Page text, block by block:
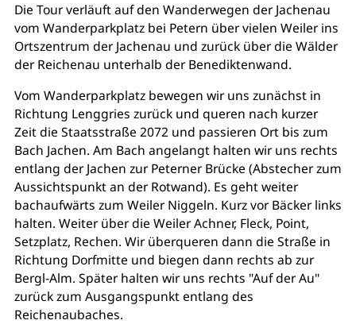
Die Tour verläuft auf den Wanderwegen der Jachenau
vom Wanderparkplatz bei Petern über vielen Weiler ins
Ortszentrum der Jachenau und zurück über die Wälder
der Reichenau unterhalb der Benediktenwand.
Vom Wanderparkplatz bewegen wir uns zunächst in
Richtung Lenggries zurück und queren nach kurzer
Zeit die Staatsstraße 2072 und passieren Ort bis zum
Bach Jachen. Am Bach angelangt halten wir uns rechts
entlang der Jachen zur Peterner Brücke (Abstecher zum
Aussichtspunkt an der Rotwand). Es geht weiter
bachaufwärts zum Weiler Niggeln. Kurz vor Bäcker links
halten. Weiter über die Weiler Achner, Fleck, Point,
Setzplatz, Rechen. Wir überqueren dann die Straße in
Richtung Dorfmitte und biegen dann rechts ab zur
Bergl-Alm. Später halten wir uns rechts "Auf der Au"
zurück zum Ausgangspunkt entlang des
Reichenaubaches.